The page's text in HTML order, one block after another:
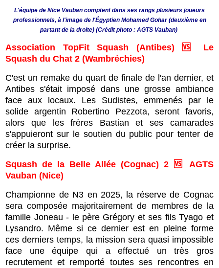
L'équipe de Nice Vauban comptent dans ses rangs plusieurs joueurs
professionnels, à l'image de l'Égyptien Mohamed Gohar (deuxième en
partant de la droite) (Crédit photo : AGTS Vauban)
Association TopFit Squash (Antibes) 🆚 Le
Squash du Chat 2 (Wambréchies)
C'est un remake du quart de finale de l'an dernier, et
Antibes s'était imposé dans une grosse ambiance
face aux locaux. Les Sudistes, emmenés par le
solide argentin Robertino Pezzota, seront favoris,
alors que les frères Bastian et ses camarades
s'appuieront sur le soutien du public pour tenter de
créer la surprise.
Squash de la Belle Allée (Cognac) 2 🆚 AGTS
Vauban (Nice)
Championne de N3 en 2025, la réserve de Cognac
sera composée majoritairement de membres de la
famille Joneau - le père Grégory et ses fils Tyago et
Lysandro. Même si ce dernier est en pleine forme
ces derniers temps, la mission sera quasi impossible
face une équipe qui a effectué un très gros
recrutement et remporté toutes ses rencontres en